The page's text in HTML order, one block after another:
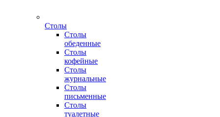
Столы
Столы
обеденные
Столы
кофейные
Столы
журнальные
Столы
письменные
Столы
туалетные